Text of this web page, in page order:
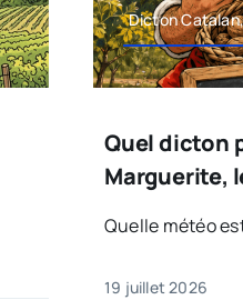
Dicton
Quel dicton
Marguerite,
Quelle météo
19 juillet 2026